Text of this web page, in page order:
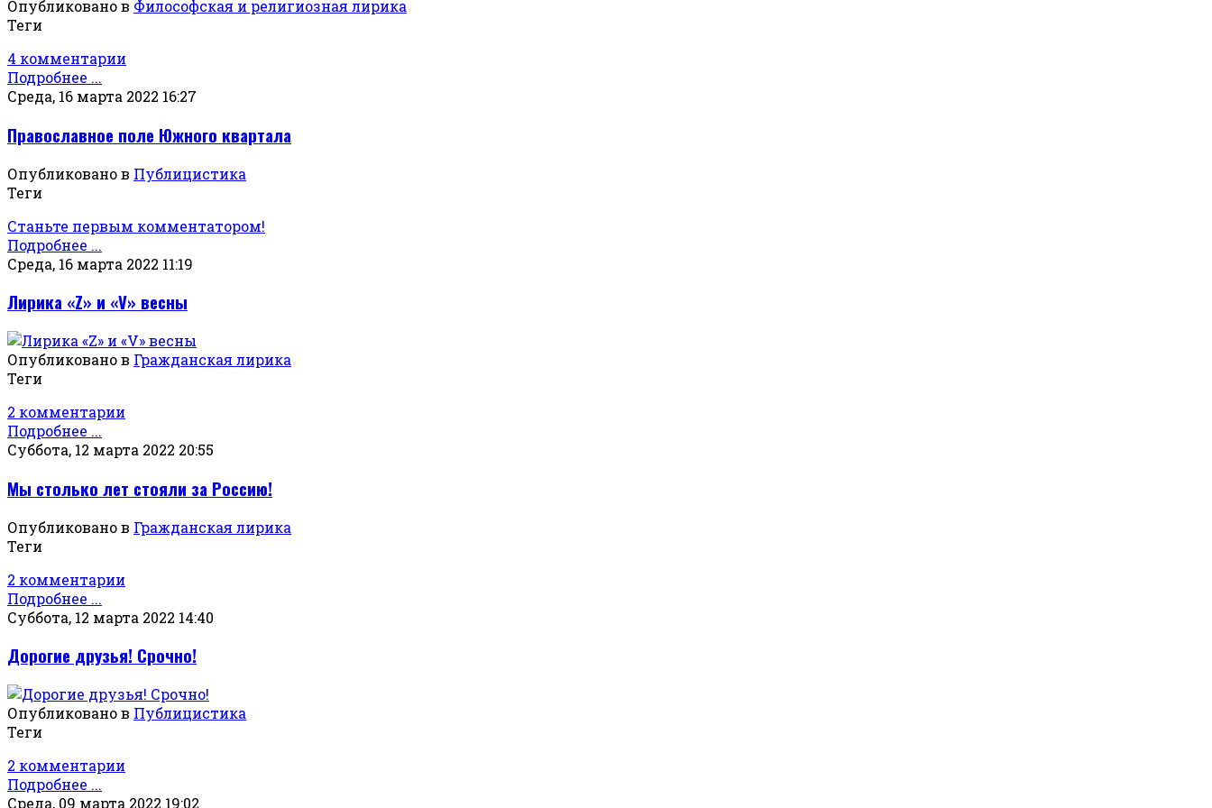
Опубликовано в Философская и религиозная лирика
Теги
4 комментарии
Подробнее ...
Среда, 16 марта 2022 16:27
Православное поле Южного квартала
Опубликовано в Публицистика
Теги
Станьте первым комментатором!
Подробнее ...
Среда, 16 марта 2022 11:19
Лирика «Z» и «V» весны
Опубликовано в Гражданская лирика
Теги
2 комментарии
Подробнее ...
Суббота, 12 марта 2022 20:55
Мы столько лет стояли за Россию!
Опубликовано в Гражданская лирика
Теги
2 комментарии
Подробнее ...
Суббота, 12 марта 2022 14:40
Дорогие друзья! Срочно!
Опубликовано в Публицистика
Теги
2 комментарии
Подробнее ...
Среда, 09 марта 2022 19:02